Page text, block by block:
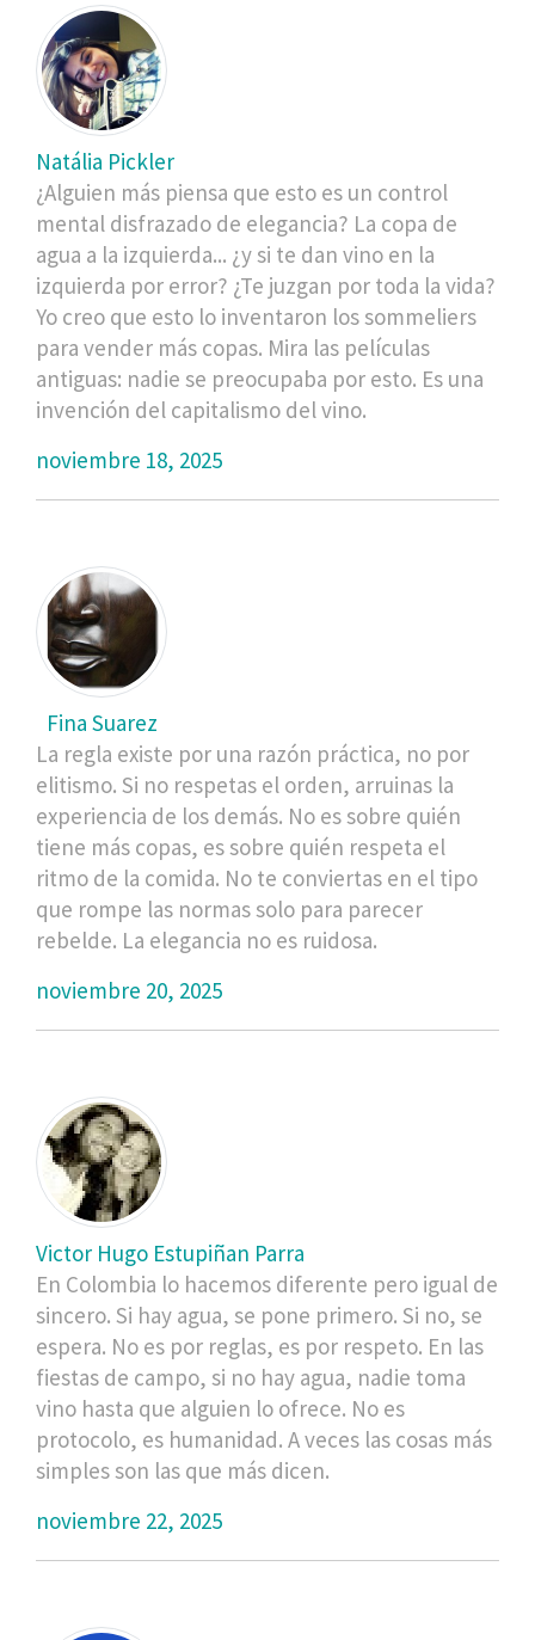
Natália Pickler
¿Alguien más piensa que esto es un control
mental disfrazado de elegancia? La copa de
agua a la izquierda... ¿y si te dan vino en la
izquierda por error? ¿Te juzgan por toda la vida?
Yo creo que esto lo inventaron los sommeliers
para vender más copas. Mira las películas
antiguas: nadie se preocupaba por esto. Es una
invención del capitalismo del vino.
noviembre 18, 2025
Fina Suarez
La regla existe por una razón práctica, no por
elitismo. Si no respetas el orden, arruinas la
experiencia de los demás. No es sobre quién
tiene más copas, es sobre quién respeta el
ritmo de la comida. No te conviertas en el tipo
que rompe las normas solo para parecer
rebelde. La elegancia no es ruidosa.
noviembre 20, 2025
Victor Hugo Estupiñan Parra
En Colombia lo hacemos diferente pero igual de
sincero. Si hay agua, se pone primero. Si no, se
espera. No es por reglas, es por respeto. En las
fiestas de campo, si no hay agua, nadie toma
vino hasta que alguien lo ofrece. No es
protocolo, es humanidad. A veces las cosas más
simples son las que más dicen.
noviembre 22, 2025